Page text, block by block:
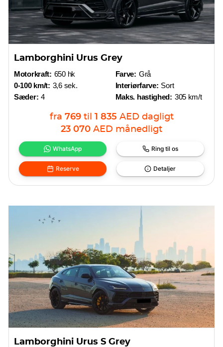
Lamborghini Urus Grey
Motorkraft: 650 hk
0-100 km/t: 3,6 sek.
Sæder: 4
Farve: Grå
Interiørfarve: Sort
Maks. hastighed: 305 km/t
fra 769 til 1 835 AED dagligt
23 070 AED månedligt
WhatsApp Ring til os
Reserve Detaljer
Lamborghini Urus S Grey